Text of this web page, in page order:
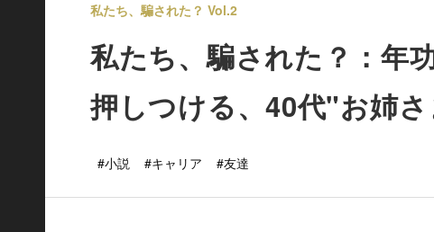
私たち、騙された？ Vol.2
私たち、騙された？：年
押しつける、40代"お姉
#小説 #キャリア #友達